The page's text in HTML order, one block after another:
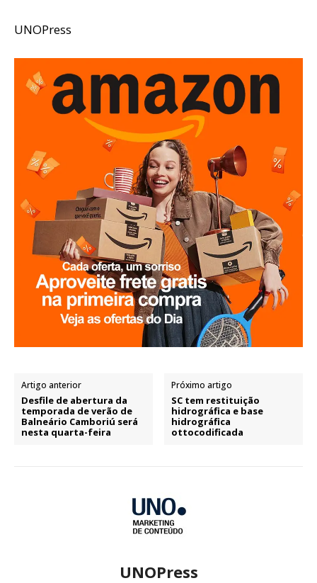
UNOPress
Artigo anterior
Desfile de abertura da
temporada de verão de
Balneário Camboriú será
nesta quarta-feira
Próximo artigo
SC tem restituição
hidrográfica e base
hidrográfica
ottocodificada
UNOPress